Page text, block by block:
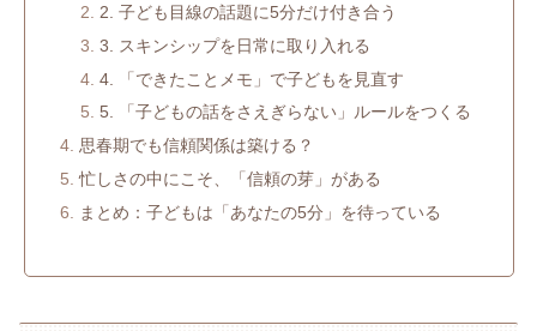
2. 子ども目線の話題に5分だけ付き合う
3. スキンシップを日常に取り入れる
4. 「できたことメモ」で子どもを見直す
5. 「子どもの話をさえぎらない」ルールをつくる
思春期でも信頼関係は築ける？
忙しさの中にこそ、「信頼の芽」がある
まとめ：子どもは「あなたの5分」を待っている